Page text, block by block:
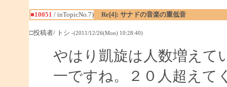
■10051 / inTopicNo.7) Re[4]: サナドの音楽の重低音
□投稿者/ トシ -(2011/12/26(Mon) 10:28:40)
やはり凱旋は人数増えて
一ですね。２０人超えて